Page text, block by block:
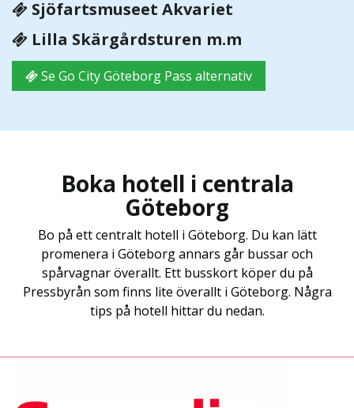
Sjöfartsmuseet Akvariet
Lilla Skärgårdsturen m.m
Se Go City Göteborg Pass alternativ
Boka hotell i centrala
Göteborg
Bo på ett centralt hotell i Göteborg. Du kan lätt
promenera i Göteborg annars går bussar och
spårvagnar överallt. Ett busskort köper du på
Pressbyrån som finns lite överallt i Göteborg. Några
tips på hotell hittar du nedan.